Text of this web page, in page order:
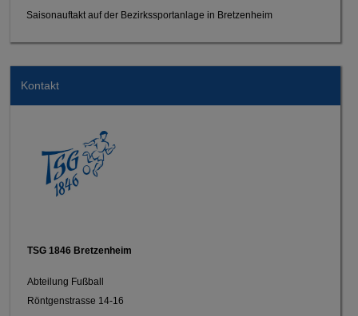
Saisonauftakt auf der Bezirkssportanlage in Bretzenheim
Kontakt
TSG 1846 Bretzenheim
Abteilung Fußball
Röntgenstrasse 14-16